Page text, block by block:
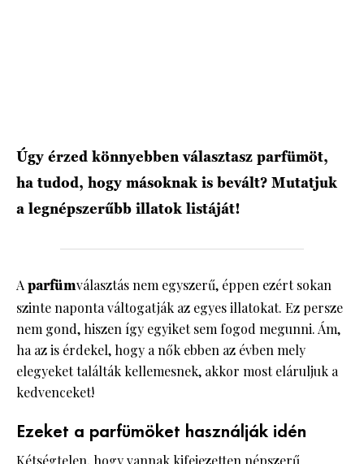
Úgy érzed könnyebben választasz parfümöt,
ha tudod, hogy másoknak is bevált? Mutatjuk
a legnépszerűbb illatok listáját!
Aparfümválasztás nem egyszerű, éppen ezért sokan
szinte naponta váltogatják az egyes illatokat. Ez persze
nem gond, hiszen így egyiket sem fogod megunni. Ám,
ha az is érdekel, hogy a nők ebben az évben mely
elegyeket találták kellemesnek, akkor most eláruljuk a
kedvenceket!
Ezeket a parfümöket használják idén
Kétségtelen, hogy vannak kifejezetten népszerű